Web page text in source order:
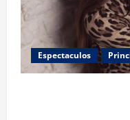
Espectaculos